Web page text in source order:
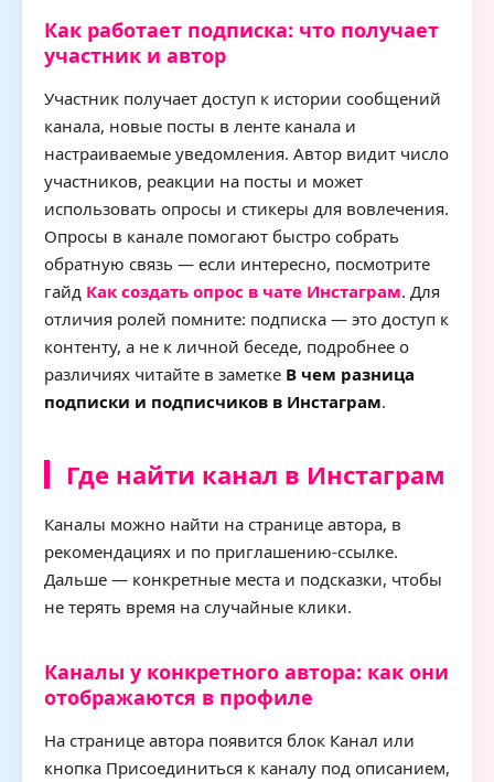
Как работает подписка: что получает
участник и автор
Участник получает доступ к истории сообщений
канала, новые посты в ленте канала и
настраиваемые уведомления. Автор видит число
участников, реакции на посты и может
использовать опросы и стикеры для вовлечения.
Опросы в канале помогают быстро собрать
обратную связь — если интересно, посмотрите
гайд Как создать опрос в чате Инстаграм. Для
отличия ролей помните: подписка — это доступ к
контенту, а не к личной беседе, подробнее о
различиях читайте в заметке В чем разница
подписки и подписчиков в Инстаграм.
Где найти канал в Инстаграм
Каналы можно найти на странице автора, в
рекомендациях и по приглашению-ссылке.
Дальше — конкретные места и подсказки, чтобы
не терять время на случайные клики.
Каналы у конкретного автора: как они
отображаются в профиле
На странице автора появится блок Канал или
кнопка Присоединиться к каналу под описанием,